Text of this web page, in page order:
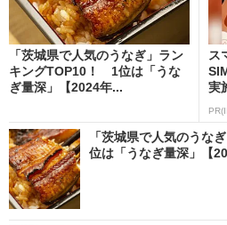
「茨城県で人気のうなぎ」ラン
キングTOP10！ 1位は「うな
ぎ量深」【2024年...
ス
実
「茨城県で人気のう
位は「うなぎ量深」【